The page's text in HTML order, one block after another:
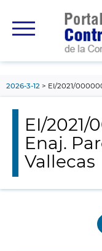
principal
2026-3-12 EI/2021/
EI/2021/
Enaj.
Vallecas